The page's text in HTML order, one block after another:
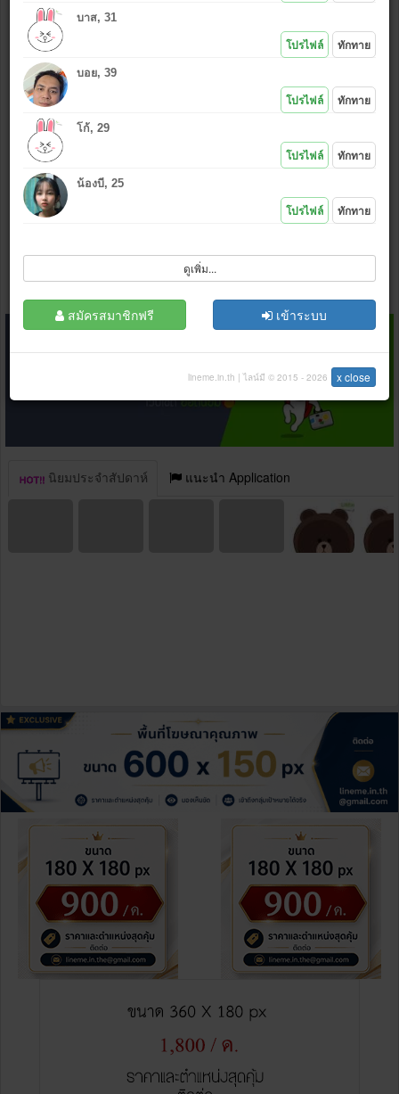
ใช้รูปใหม่ (เลือก
แนบรูป หรือ คลิกไอคอนอัพรูป
*.jpg , (.gif .bmp .png กว้างไม่เกิน 500 px)
ชอบ
ฉันไม่ใช่โปรแกรมอัตโนมัติ
นิยมประจำสัปดาห์ แนะนำ Application
บาส, 31
โปรไฟล์ ทักทาย
บอย, 39
โปรไฟล์ ทักทาย
โก้, 29
โปรไฟล์ ทักทาย
น้องบี, 25
โปรไฟล์ ทักทาย
ดูเพิ่ม...
สมัครสมาชิกฟรี เข้าระบบ
lineme.in.th | ไลน์มี © 2015 - 2026 x close